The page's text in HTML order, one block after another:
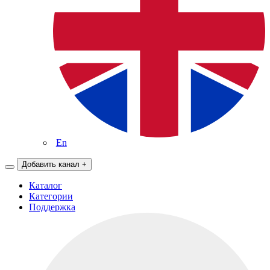
En
Добавить канал +
Каталог
Категории
Поддержка